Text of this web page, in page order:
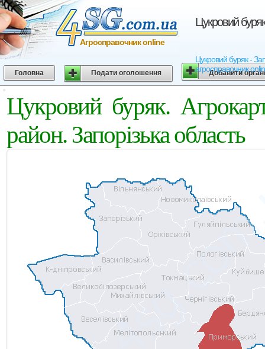
Цукровий
Цукровий буряк -
агросправочник
Агросправочник online
Головна Подати оголошення Добавити
Цукровий буряк.
район. Запорізька область